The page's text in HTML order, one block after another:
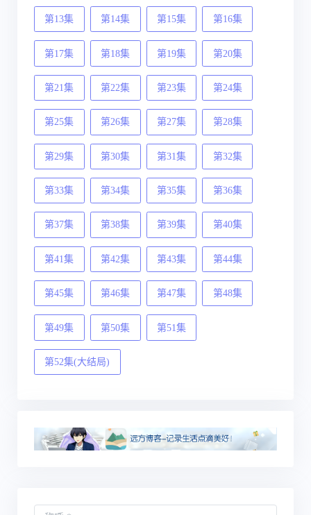
第13集 第14集 第15集 第16集
第17集 第18集 第19集 第20集
第21集 第22集 第23集 第24集
第25集 第26集 第27集 第28集
第29集 第30集 第31集 第32集
第33集 第34集 第35集 第36集
第37集 第38集 第39集 第40集
第41集 第42集 第43集 第44集
第45集 第46集 第47集 第48集
第49集 第50集 第51集
第52集(大结局)